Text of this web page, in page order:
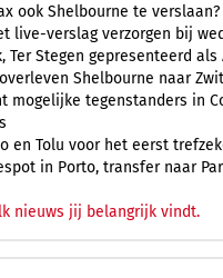
ook Shelbourne te verslaan?
live-verslag verzorgen bij
Ter Stegen gepresenteerd als
Shelbourne naar
mogelijke tegenstanders in
en Tolu voor het eerst
in Porto, transfer naar
nieuws jij belangrijk vindt.